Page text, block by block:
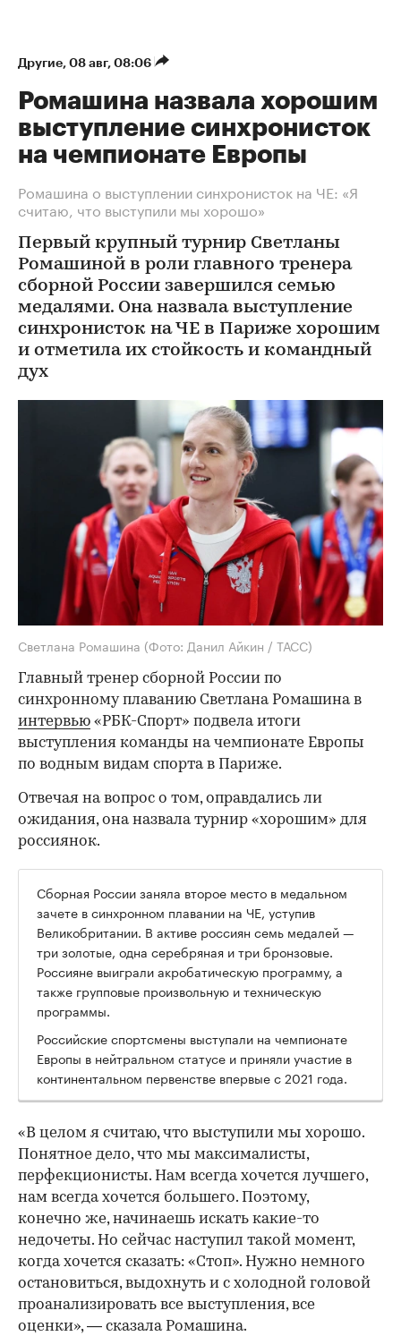
Другие⁠, 08 авг, 08:06
Ромашина назвала хорошим
выступление синхронисток
на чемпионате Европы
Ромашина о выступлении синхронисток на ЧЕ: «Я
считаю, что выступили мы хорошо»
Первый крупный турнир Светланы
Ромашиной в роли главного тренера
сборной России завершился семью
медалями. Она назвала выступление
синхронисток на ЧЕ в Париже хорошим
и отметила их стойкость и командный
дух
Светлана Ромашина (Фото: Данил Айкин / ТАСС)
Главный тренер сборной России по
синхронному плаванию Светлана Ромашина в
интервью «РБК-Спорт» подвела итоги
выступления команды на чемпионате Европы
по водным видам спорта в Париже.
Отвечая на вопрос о том, оправдались ли
ожидания, она назвала турнир «хорошим» для
россиянок.
Сборная России заняла второе место в медальном
зачете в синхронном плавании на ЧЕ, уступив
Великобритании. В активе россиян семь медалей —
три золотые, одна серебряная и три бронзовые.
Россияне выиграли акробатическую программу, а
также групповые произвольную и техническую
программы.
Российские спортсмены выступали на чемпионате
Европы в нейтральном статусе и приняли участие в
континентальном первенстве впервые с 2021 года.
00:00 / 00:00
«В целом я считаю, что выступили мы хорошо.
Понятное дело, что мы максималисты,
перфекционисты. Нам всегда хочется лучшего,
нам всегда хочется большего. Поэтому,
конечно же, начинаешь искать какие-то
недочеты. Но сейчас наступил такой момент,
когда хочется сказать: «Стоп». Нужно немного
остановиться, выдохнуть и с холодной головой
проанализировать все выступления, все
оценки», — сказала Ромашина.